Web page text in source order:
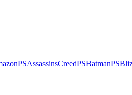
PSAssassinsCreedPSBatman